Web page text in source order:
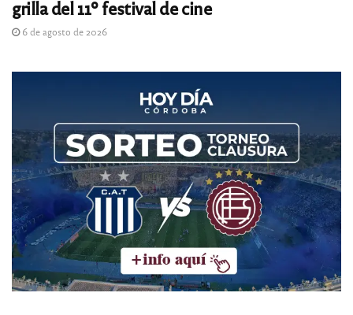
grilla del 11º festival de cine
6 de agosto de 2026